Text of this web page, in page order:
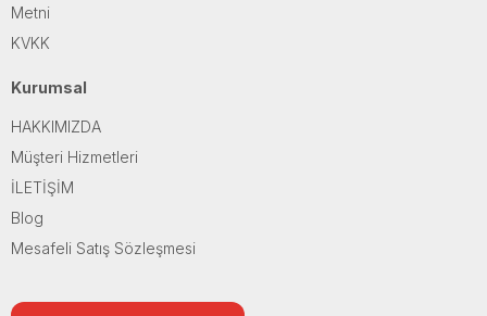
Metni
KVKK
Kurumsal
HAKKIMIZDA
Müşteri Hizmetleri
İLETİŞİM
Blog
Mesafeli Satış Sözleşmesi